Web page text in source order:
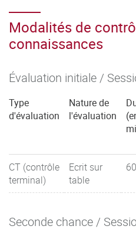
Modalités de
connaissances
Évaluation initiale /
Type
d'évaluation
Nature de
l'évaluation
CT (contrôle
terminal)
Ecrit sur
table
60
Seconde chance /